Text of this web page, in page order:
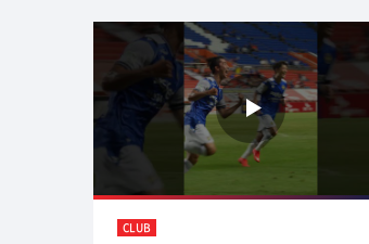
CLUB